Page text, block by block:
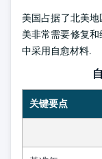
美国占据了北美
美非常需要修复
中采用自愈材料.
关键要点